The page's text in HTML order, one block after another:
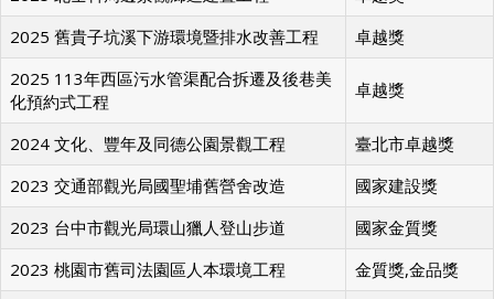
2025 舊貴子坑溪下游環境暨排水改善工程
卓越獎
2025 113年西區污水管渠配合拆遷及後巷美
化預約式工程
卓越獎
2024 文化、豐年及同德公園景觀工程
臺北市卓越獎
2023 交通部觀光局國聖埔舊營舍改造
國家建設獎
2023 台中市觀光局環山獵人登山步道
國家金質獎
2023 桃園市舊司法園區人本環境工程
金質獎,金品獎